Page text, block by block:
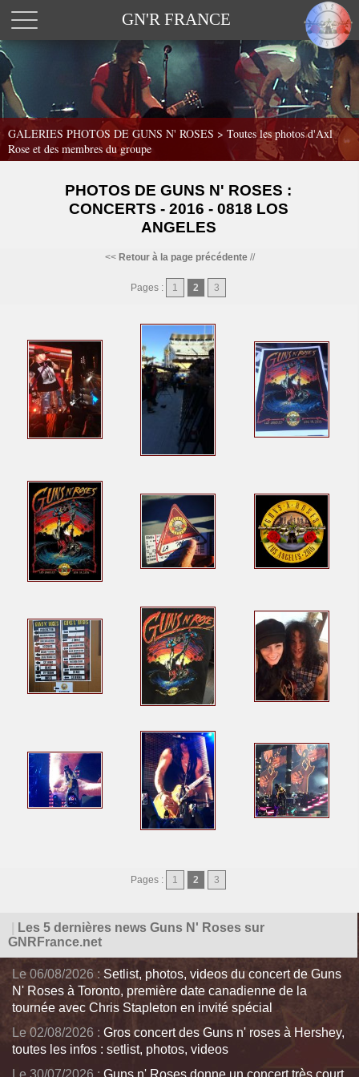
GN'R FRANCE
GALERIES PHOTOS DE GUNS N' ROSES > Toutes les photos d'Axl
Rose et des membres du groupe
PHOTOS DE GUNS N' ROSES :
CONCERTS - 2016 - 0818 LOS
ANGELES
<< Retour à la page précédente//
Pages : 1 2 3
Pages : 1 2 3
Les 5 dernières news Guns N' Roses sur
GNRFrance.net
Le 06/08/2026 : Setlist, photos, videos du concert de Guns
N' Roses à Toronto, première date canadienne de la
tournée avec Chris Stapleton en invité spécial
Le 02/08/2026 : Gros concert des Guns n' roses à Hershey,
toutes les infos : setlist, photos, videos
Le 30/07/2026 : Guns n' Roses donne un concert très court